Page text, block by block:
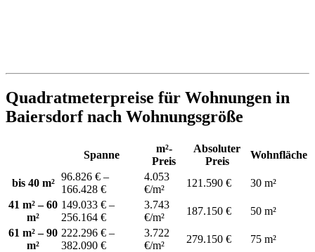
Quadratmeterpreise für Wohnungen in
Baiersdorf nach Wohnungsgröße
Spanne
m²-
Preis
Absoluter
Preis
Wohnfläche
bis 40 m²
96.826 € –
166.428 €
4.053
€/m²
121.590 €
30 m²
41 m² – 60
m²
149.033 € –
256.164 €
3.743
€/m²
187.150 €
50 m²
61 m² – 90
m²
222.296 € –
382.090 €
3.722
€/m²
279.150 €
75 m²